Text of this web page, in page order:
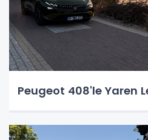
Peugeot 408'le Yaren